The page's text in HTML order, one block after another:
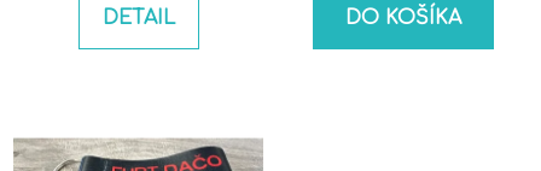
DETAIL DO KOŠÍKA